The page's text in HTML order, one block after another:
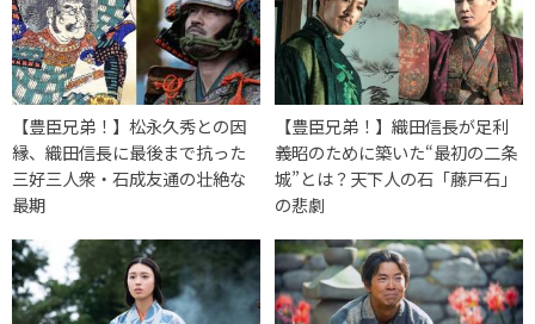
【豊臣兄弟！】松永久秀との因
縁、織田信長に最後まで抗った
三好三人衆・石成友通の壮絶な
最期
【豊臣兄弟！】織田信長が足利
義昭のために築いた“最初の二条
城”とは？天下人の石「藤戸石」
の悲劇